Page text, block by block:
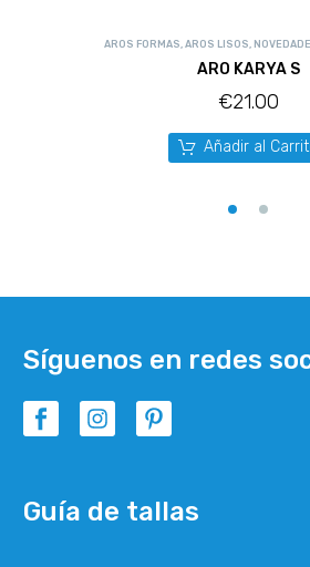
AROS FORMAS, AROS LISOS,
ARO KARYA S
€21.00
Añadir al
Síguenos en redes
Guía de tallas